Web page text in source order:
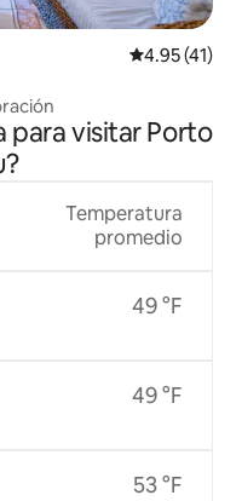
Calificación
4.95 (41)
para visitar Porto
Temperatura
promedio
49 °F
49 °F
53 °F